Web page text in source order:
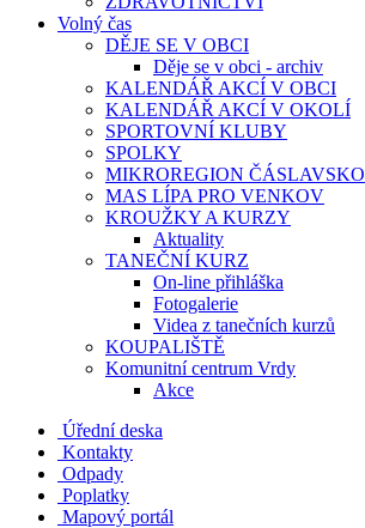
Volný čas
DĚJE SE V OBCI
Děje se v obci - archiv
KALENDÁŘ AKCÍ V OBCI
KALENDÁŘ AKCÍ V OKOLÍ
SPORTOVNÍ KLUBY
SPOLKY
MIKROREGION ČÁSLAVSKO
MAS LÍPA PRO VENKOV
KROUŽKY A KURZY
Aktuality
TANEČNÍ KURZ
On-line přihláška
Fotogalerie
Videa z tanečních kurzů
KOUPALIŠTĚ
Komunitní centrum Vrdy
Akce
Úřední deska
Kontakty
Odpady
Poplatky
Mapový portál